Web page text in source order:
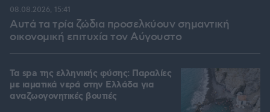
Αυτά τα τρία ζώδια προσελκύουν σημαντική
οικονομική επιτυχία τον Αύγουστο
08.08.2026, 15:41
Τα spa της ελληνικής φύσης: Παραλίες
με ιαματικά νερά στην Ελλάδα για
αναζωογονητικές βουτιές